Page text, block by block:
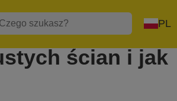
PL
ścian i jak